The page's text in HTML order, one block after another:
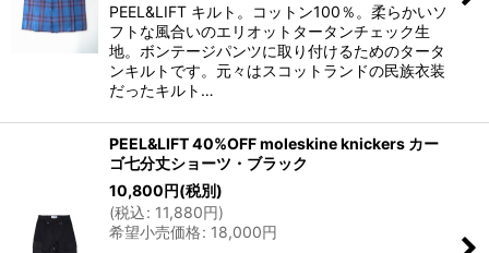
PEEL&LIFT キルト。コットン100％。柔らかいソ
フトな風合いのエリオットタータンチェック生
地。ボンテージパンツに取り付けるためのタータ
ンキルトです。元々はスコットランドの民族衣装
だったキルト…
PEEL&LIFT 40%OFF moleskine knickers カー
ゴ七分丈ショーツ・ブラック
10,800円(税別)
(税込: 11,880円)
希望小売価格: 18,000円